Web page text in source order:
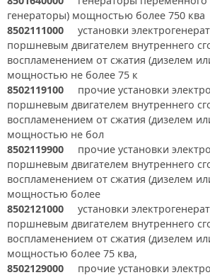
генераторы) мощностью более 750 ква
8502111000 установки
поршневым двигателем внутреннего
воспламенением от сжатия (дизелем
мощностью не более 75 к
8502119100 прочие установки
поршневым двигателем внутреннего
воспламенением от сжатия (дизелем
мощностью не бол
8502119900 прочие установки
поршневым двигателем внутреннего
воспламенением от сжатия (дизелем
мощностью более
8502121000 установки
поршневым двигателем внутреннего
воспламенением от сжатия (дизелем
мощностью более 75 ква,
8502129000 прочие установки